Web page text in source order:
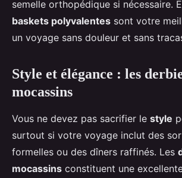
semelle orthopédique si nécessaire.
baskets polyvalentes sont votre
un voyage sans douleur et sans
Style et élégance : les
mocassins
Vous ne devez pas sacrifier le style
surtout si votre voyage inclut des
formelles ou des dîners raffinés. Les
mocassins constituent une